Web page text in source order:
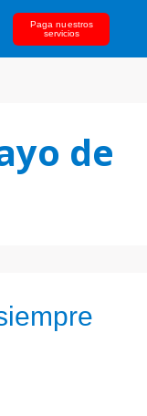
Paga nuestros
servicios
de